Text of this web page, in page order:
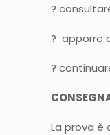
?
? apporre
?
La prova è